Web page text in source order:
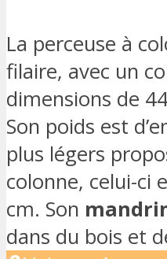
La perceuse à
filaire, avec un
dimensions de
Son poids est
plus légers
colonne, celui-ci
cm. Son
dans du bois et